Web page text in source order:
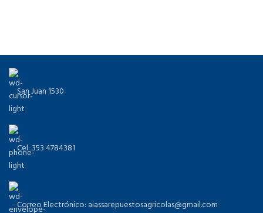
San Juan 1530
Cel: 353 4784381
Correo Electrónico: aiassarepuestosagricolas@gmail.com